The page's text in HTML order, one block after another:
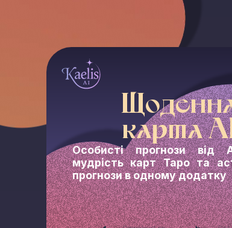
карта
Особисті прогнози від
мудрість карт Таро та
прогнози в одному додатку